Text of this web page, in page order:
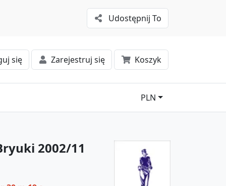
Udostępnij To
się Zarejestruj się Koszyk
PLN
2002/11